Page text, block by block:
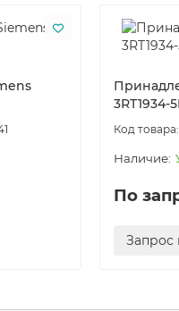
3RT1934-
По
Запрос